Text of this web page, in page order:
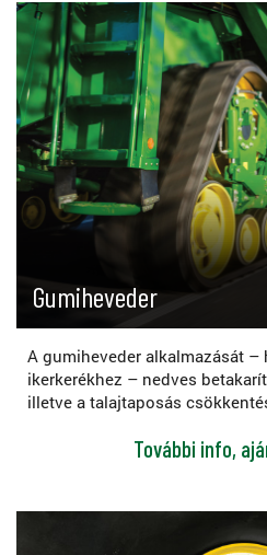
Gumiheveder
A gumiheveder alkalmazását –
ikerkerékhez – nedves
illetve a talajtaposás
További info,